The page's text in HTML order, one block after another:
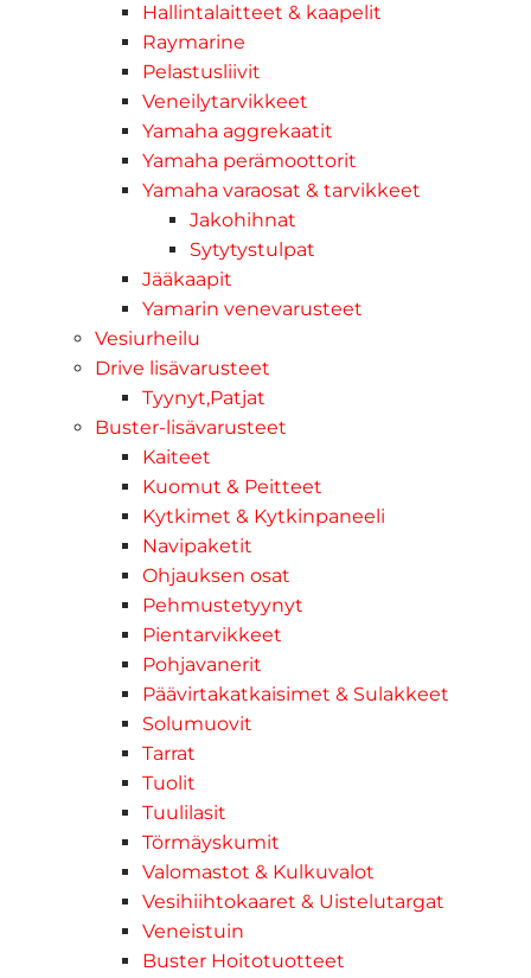
Hallintalaitteet & kaapelit
Raymarine
Pelastusliivit
Veneilytarvikkeet
Yamaha aggrekaatit
Yamaha perämoottorit
Yamaha varaosat & tarvikkeet
Jakohihnat
Sytytystulpat
Jääkaapit
Yamarin venevarusteet
Vesiurheilu
Drive lisävarusteet
Tyynyt,Patjat
Buster-lisävarusteet
Kaiteet
Kuomut & Peitteet
Kytkimet & Kytkinpaneeli
Navipaketit
Ohjauksen osat
Pehmustetyynyt
Pientarvikkeet
Pohjavanerit
Päävirtakatkaisimet & Sulakkeet
Solumuovit
Tarrat
Tuolit
Tuulilasit
Törmäyskumit
Valomastot & Kulkuvalot
Vesihiihtokaaret & Uistelutargat
Veneistuin
Buster Hoitotuotteet